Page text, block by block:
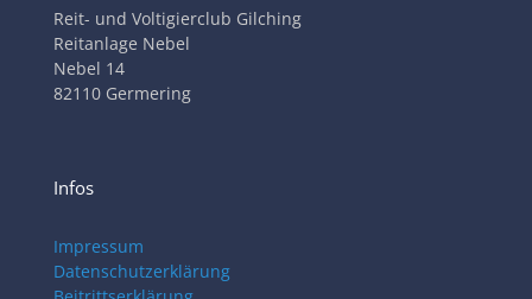
Reit- und Voltigierclub Gilching
Reitanlage Nebel
Nebel 14
82110 Germering
Infos
Impressum
Datenschutzerklärung